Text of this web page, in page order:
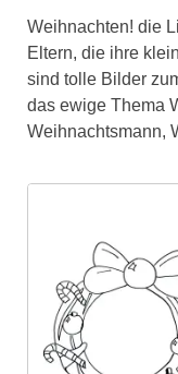
Weihnachten! die
Eltern, die ihre
sind tolle Bilder
das ewige Thema
Weihnachtsmann,